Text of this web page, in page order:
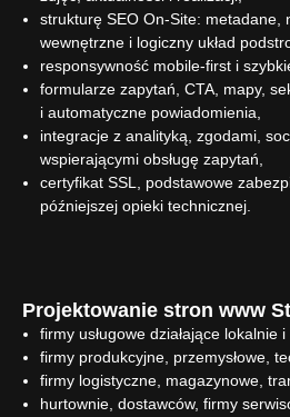
strukturę SEO On-Site: metadane,
wewnętrzne i logiczny układ
responsywność mobile-first i
formularze zapytań, CTA, mapy,
i automatyczne powiadomienia,
integracje z analityką, zgodami,
wspierającymi obsługę zapytań,
certyfikat SSL, podstawowe
późniejszej opieki technicznej.
Projektowanie stron www
firmy usługowe działające lokalnie i
firmy produkcyjne, przemysłowe,
firmy logistyczne, magazynowe,
hurtownie, dostawców, firmy